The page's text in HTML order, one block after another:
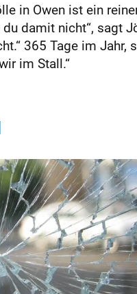
in Owen ist ein
damit nicht“, sagt
365 Tage im Jahr,
im Stall.“